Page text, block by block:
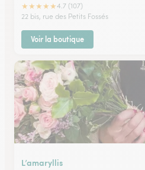
★★★★★4.7 (107)
22 bis, rue des Petits Fossés
Voir la boutique
L’amaryllis